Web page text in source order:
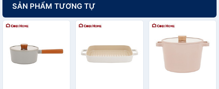
SẢN PHẨM TƯƠNG TỰ